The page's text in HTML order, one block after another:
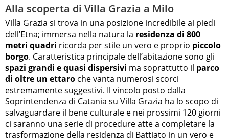
Alla scoperta di Villa Grazia a Milo
Villa Grazia si trova in una posizione incredibile ai piedi
dell’Etna; immersa nella natura la residenza di 800
metri quadri ricorda per stile un vero e proprio piccolo
borgo. Caratteristica principale dell’abitazione sono gli
spazi grandi e quasi dispersivi ma soprattutto il parco
di oltre un ettaro che vanta numerosi scorci
estremamente suggestivi. Il vincolo posto dalla
Soprintendenza di Catania su Villa Grazia ha lo scopo di
salvaguardare il bene culturale e nei prossimi 120 giorni
ci saranno una serie di procedure atte a completare la
trasformazione della residenza di Battiato in un vero e